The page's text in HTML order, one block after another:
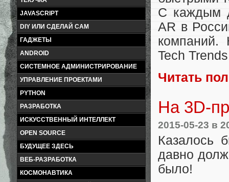
JAVASCRIPT
DIY ИЛИ СДЕЛАЙ САМ
ГАДЖЕТЫ
ANDROID
СИСТЕМНОЕ АДМИНИСТРИРОВАНИЕ
УПРАВЛЕНИЕ ПРОЕКТАМИ
PYTHON
РАЗРАБОТКА
ИСКУССТВЕННЫЙ ИНТЕЛЛЕКТ
OPEN SOURCE
БУДУЩЕЕ ЗДЕСЬ
ВЕБ-РАЗРАБОТКА
КОСМОНАВТИКА
С каждым
AR в
компаний.
Tech
Читать
На 3D-
2015-05-23 в
Казалось
давно
было!